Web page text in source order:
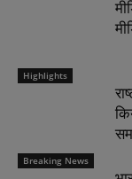
Highlights
Breaking News